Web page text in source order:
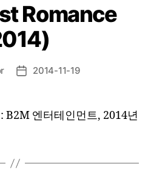
Romance
Post2014-11-19
B2M 엔터테인먼트, 2014년